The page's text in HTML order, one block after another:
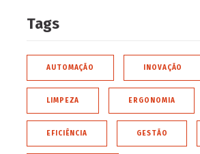
Tags
AUTOMAÇÃO INOVAÇÃO
LIMPEZA ERGONOMIA
EFICIÊNCIA GESTÃO